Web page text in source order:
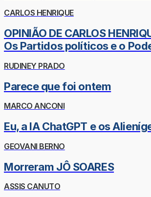
CARLOS HENRIQUE
OPINIÃO DE CARLOS
Os Partidos políticos e o
RUDINEY PRADO
Parece que foi ontem
MARCO ANCONI
Eu, a IA ChatGPT e os
GEOVANI BERNO
Morreram JÔ SOARES
ASSIS CANUTO